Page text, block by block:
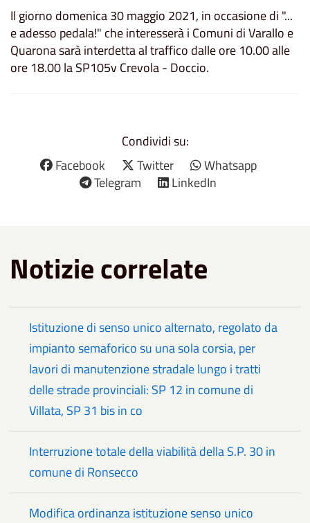
Il giorno domenica 30 maggio 2021, in occasione di "...
e adesso pedala!" che interesserà i Comuni di Varallo e
Quarona sarà interdetta al traffico dalle ore 10.00 alle
ore 18.00 la SP105v Crevola - Doccio.
Condividi su:
Facebook
Twitter
Whatsapp
Telegram
LinkedIn
Notizie correlate
Istituzione di senso unico alternato, regolato da
impianto semaforico su una sola corsia, per
lavori di manutenzione stradale lungo i tratti
delle strade provinciali: SP 12 in comune di
Villata, SP 31 bis in co
Interruzione totale della viabilità della S.P. 30 in
comune di Ronsecco
Modifica ordinanza istituzione senso unico